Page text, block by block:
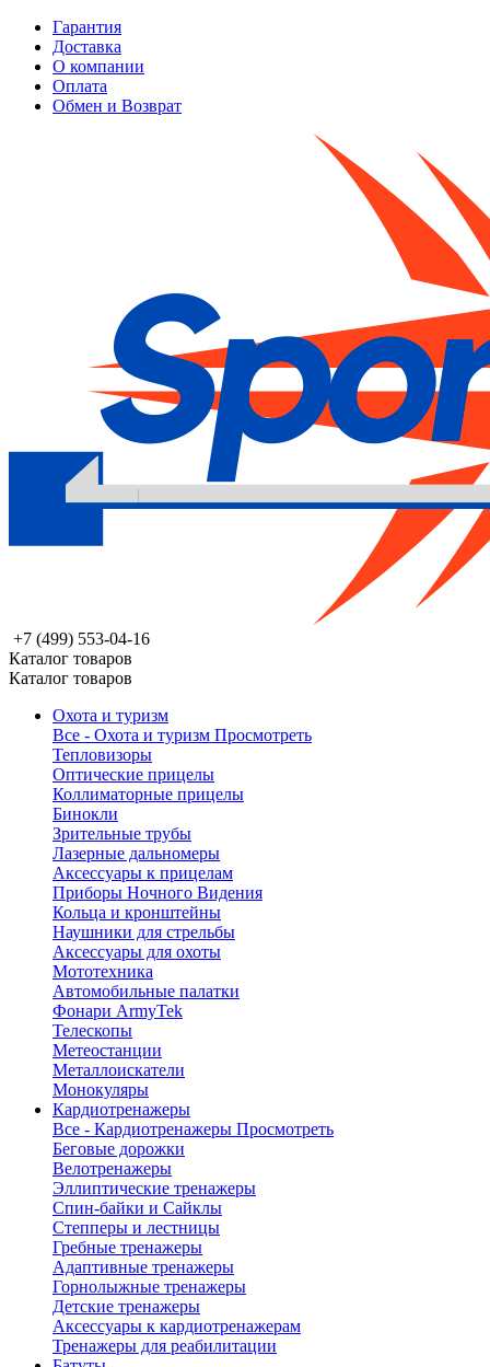
Гарантия
Доставка
О компании
Оплата
Обмен и Возврат
+7 (499) 553-04-16
Каталог товаров
Каталог товаров
Охота и туризм
Все - Охота и туризм Просмотреть
Тепловизоры
Оптические прицелы
Коллиматорные прицелы
Бинокли
Зрительные трубы
Лазерные дальномеры
Аксессуары к прицелам
Приборы Ночного Видения
Кольца и кронштейны
Наушники для стрельбы
Аксессуары для охоты
Мототехника
Автомобильные палатки
Фонари ArmyTek
Телескопы
Метеостанции
Металлоискатели
Монокуляры
Кардиотренажеры
Все - Кардиотренажеры Просмотреть
Беговые дорожки
Велотренажеры
Эллиптические тренажеры
Спин-байки и Сайклы
Степперы и лестницы
Гребные тренажеры
Адаптивные тренажеры
Горнолыжные тренажеры
Детские тренажеры
Аксессуары к кардиотренажерам
Тренажеры для реабилитации